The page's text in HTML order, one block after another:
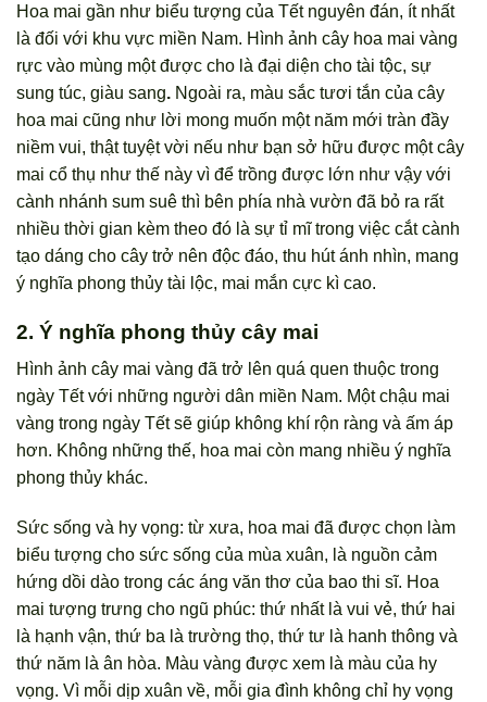
Hoa mai gần như biểu tượng của Tết nguyên đán, ít nhất
là đối với khu vực miền Nam. Hình ảnh cây hoa mai vàng
rực vào mùng một được cho là đại diện cho tài tộc, sự
sung túc, giàu sang. Ngoài ra, màu sắc tươi tắn của cây
hoa mai cũng như lời mong muốn một năm mới tràn đầy
niềm vui, thật tuyệt vời nếu như bạn sở hữu được một cây
mai cổ thụ như thế này vì để trồng được lớn như vậy với
cành nhánh sum suê thì bên phía nhà vườn đã bỏ ra rất
nhiều thời gian kèm theo đó là sự tỉ mĩ trong việc cắt cành
tạo dáng cho cây trở nên độc đáo, thu hút ánh nhìn, mang
ý nghĩa phong thủy tài lộc, mai mắn cực kì cao.
2. Ý nghĩa phong thủy cây mai
Hình ảnh cây mai vàng đã trở lên quá quen thuộc trong
ngày Tết với những người dân miền Nam. Một chậu mai
vàng trong ngày Tết sẽ giúp không khí rộn ràng và ấm áp
hơn. Không những thế, hoa mai còn mang nhiều ý nghĩa
phong thủy khác.
Sức sống và hy vọng: từ xưa, hoa mai đã được chọn làm
biểu tượng cho sức sống của mùa xuân, là nguồn cảm
hứng dồi dào trong các áng văn thơ của bao thi sĩ. Hoa
mai tượng trưng cho ngũ phúc: thứ nhất là vui vẻ, thứ hai
là hạnh vận, thứ ba là trường thọ, thứ tư là hanh thông và
thứ năm là ân hòa. Màu vàng được xem là màu của hy
vọng. Vì mỗi dịp xuân về, mỗi gia đình không chỉ hy vọng